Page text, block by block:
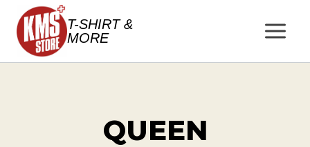
Salta
contenuto
T-SHIRT &
MORE
QUEEN